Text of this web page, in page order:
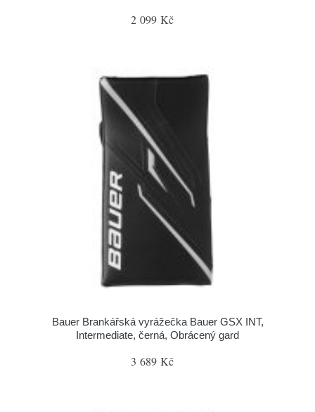
2 099 Kč
Bauer Brankářská vyrážečka Bauer GSX INT,
Intermediate, černá, Obrácený gard
3 689 Kč